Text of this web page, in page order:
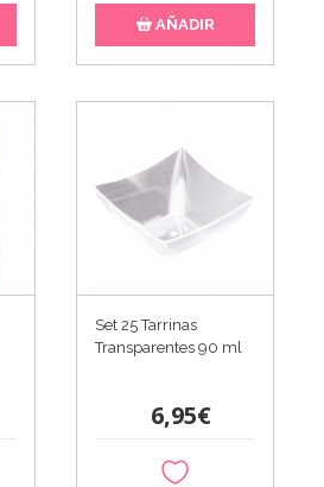
AÑADIR
Set 25 Tarrinas
Transparentes 90 ml
6,95€